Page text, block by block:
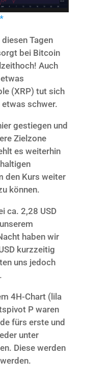
Tagen
bei Bitcoin
Auch
(XRP) tut sich
etwas schwer.
gestiegen und
Zielzone
es weiterhin
den Kurs weiter
können.
ca. 2,28 USD
haben wir
kurzzeitig
uns jedoch
4H-Chart (lila
P waren
fürs erste und
unter
Diese werden